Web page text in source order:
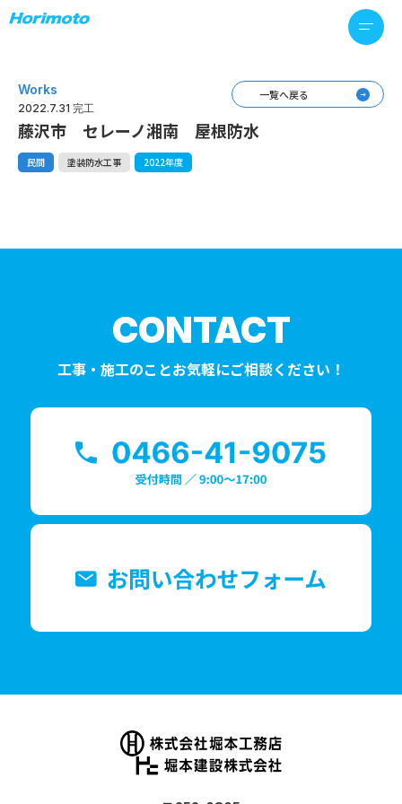
Works
2022.7.31 完工
藤沢市 セレーノ湘南 屋根防水
民間 塗装防水工事 2022年度
一覧へ戻る
CONTACT
工事・施工のことお気軽にご相談ください！